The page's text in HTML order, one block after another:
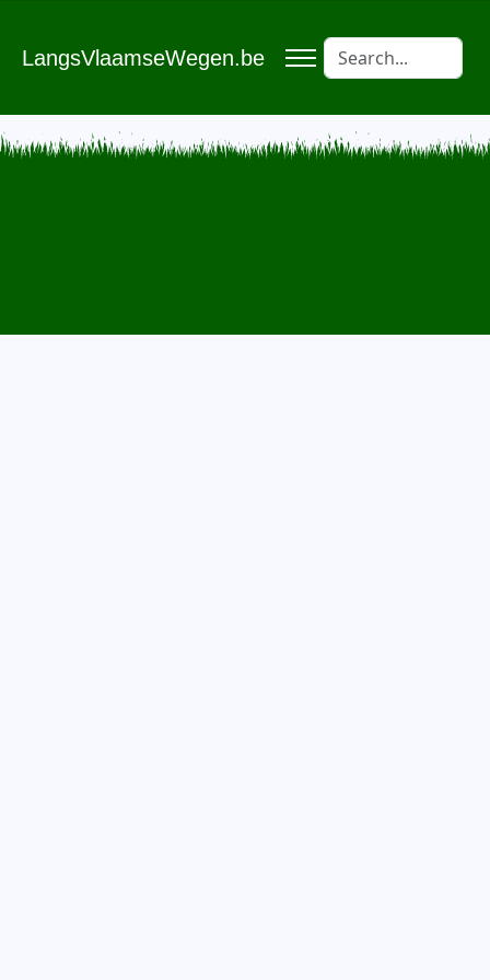
LangsVlaamseWegen.be